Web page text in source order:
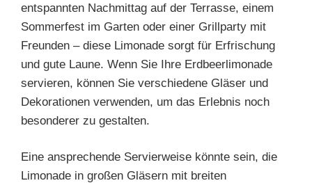
entspannten Nachmittag auf der Terrasse, einem
Sommerfest im Garten oder einer Grillparty mit
Freunden – diese Limonade sorgt für Erfrischung
und gute Laune. Wenn Sie Ihre Erdbeerlimonade
servieren, können Sie verschiedene Gläser und
Dekorationen verwenden, um das Erlebnis noch
besonderer zu gestalten.
Eine ansprechende Servierweise könnte sein, die
Limonade in großen Gläsern mit breiten